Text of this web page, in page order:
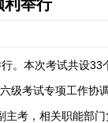
利举行
。本次考试共设33
级考试专项工作协
主考，相关职能部